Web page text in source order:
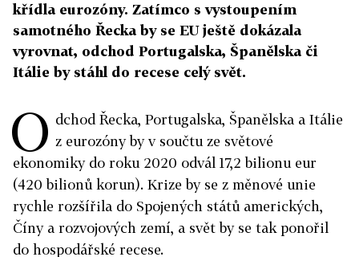
křídla eurozóny. Zatímco s vystoupením
samotného Řecka by se EU ještě dokázala
vyrovnat, odchod Portugalska, Španělska či
Itálie by stáhl do recese celý svět.
O dchod Řecka, Portugalska, Španělska a Itálie
z eurozóny by v součtu ze světové
ekonomiky do roku 2020 odvál 17,2 bilionu eur
(420 bilionů korun). Krize by se z měnové unie
rychle rozšířila do Spojených států amerických,
Číny a rozvojových zemí, a svět by se tak ponořil
do hospodářské recese.